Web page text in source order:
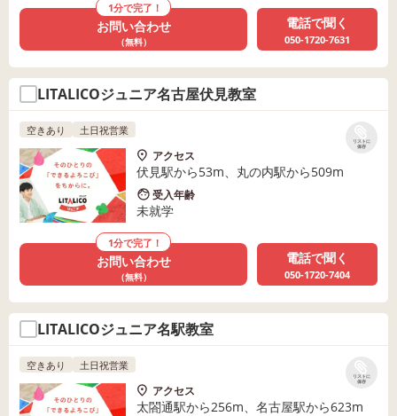
1分で完了！
お問い合わせ
（無料）
電話で聞く
050-1720-7631
LITALICOジュニア名古屋伏見教室
リストに
保存
空きあり 土日祝営業
アクセス
伏見駅から53m、丸の内駅から509m
受入年齢
未就学
1分で完了！
お問い合わせ
（無料）
電話で聞く
050-1720-7404
LITALICOジュニア名駅教室
リストに
保存
空きあり 土日祝営業
アクセス
太閤通駅から256m、名古屋駅から623m